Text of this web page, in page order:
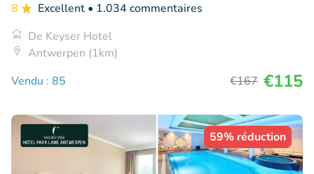
8 Excellent • 1.034 commentaires
De Keyser Hotel
Antwerpen (1km)
Vendu : 85
€167 €115
59% réduction